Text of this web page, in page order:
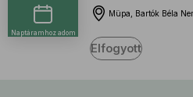
Müpa, Bartók Béla
Naptáramhoz adom
Elfogyott